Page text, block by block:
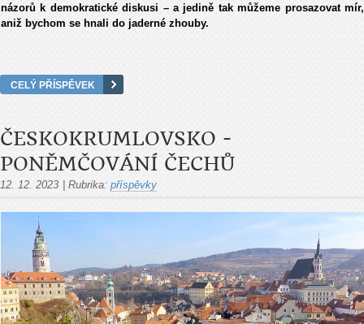
názorů k demokratické diskusi – a jedině tak můžeme prosazovat mír,
aniž bychom se hnali do jaderné zhouby.
CELÝ PŘÍSPĚVEK
ČESKOKRUMLOVSKO -
PONĚMČOVÁNÍ ČECHŮ
12. 12. 2023 | Rubrika: příspěvky